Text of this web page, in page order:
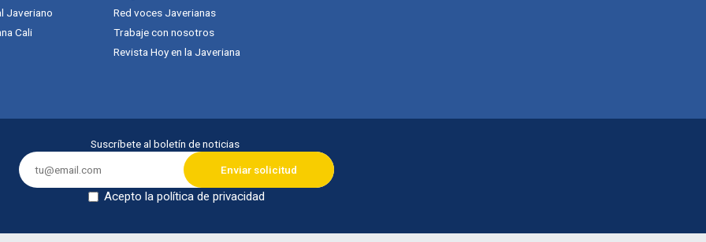
Javeriano
Cali
Red voces Javerianas
Trabaje con nosotros
Revista Hoy en la Javeriana
Suscríbete al boletín de noticias
Acepto la política de privacidad